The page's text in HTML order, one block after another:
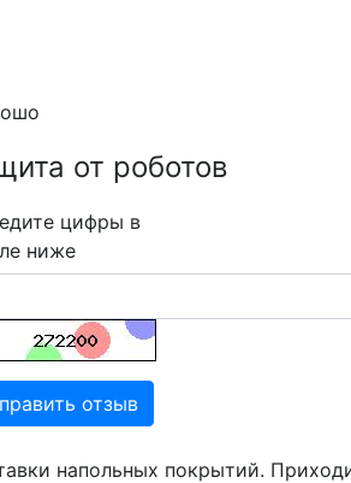
от роботов
цифры в
ниже
отзыв
напольных покрытий.